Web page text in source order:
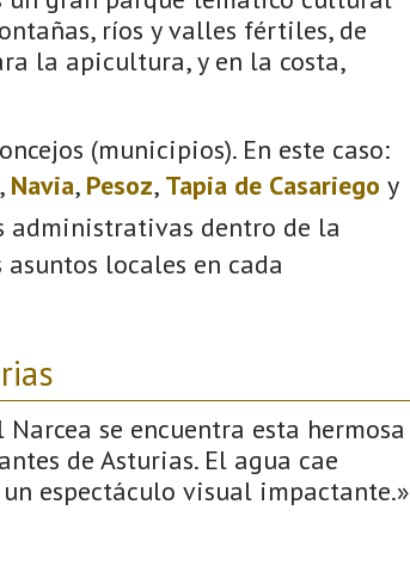
ríos y valles fértiles, de
la apicultura, y en la costa,
(municipios). En este caso:
, Navia, Pesoz, Tapia de Casariego y
administrativas dentro de la
locales en cada
se encuentra esta hermosa
de Asturias. El agua cae
espectáculo visual impactante.»